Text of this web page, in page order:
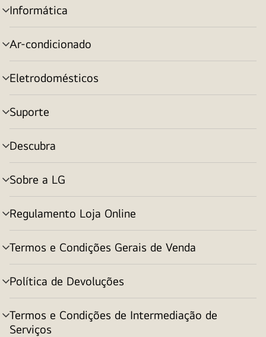
Informática
alternar
menu
Ar-condicionado
alternar
menu
Eletrodomésticos
alternar
menu
Suporte
alternar
menu
Descubra
alternar
menu
Sobre a LG
alternar
menu
Regulamento Loja Online
alternar
menu
Termos e Condições Gerais de Venda
alternar
menu
Política de Devoluções
alternar
menu
Termos e Condições de Intermediação de
Serviços
alternar